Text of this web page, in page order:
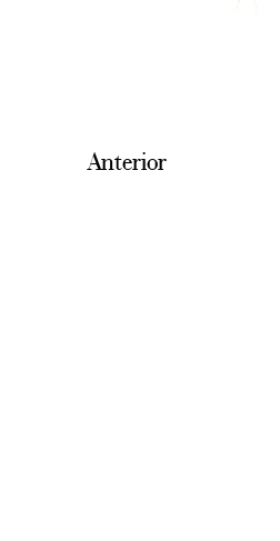
Anterior